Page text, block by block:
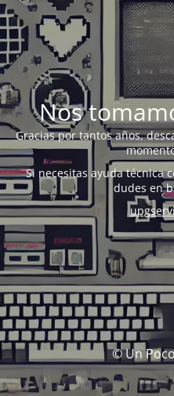
Nos
Gracias por tantos años,
Si necesitas ayuda técnica
dudes en
© Un